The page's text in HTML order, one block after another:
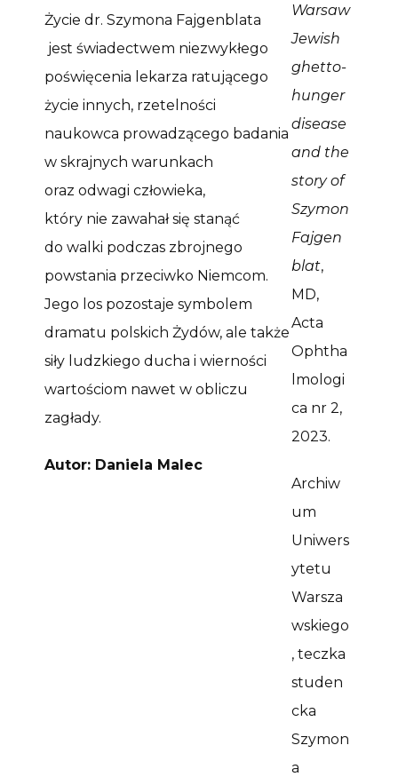
Życie dr. Szymona Fajgenblata
jest świadectwem niezwykłego
poświęcenia lekarza ratującego
życie innych, rzetelności
naukowca prowadzącego badania
w skrajnych warunkach
oraz odwagi człowieka,
który nie zawahał się stanąć
do walki podczas zbrojnego
powstania przeciwko Niemcom.
Jego los pozostaje symbolem
dramatu polskich Żydów, ale także
siły ludzkiego ducha i wierności
wartościom nawet w obliczu
zagłady.
Autor: Daniela Malec
Warsaw
Jewish
ghetto-
hunger
disease
and the
story of
Szymon
Fajgen
blat,
MD,
Acta
Ophtha
lmologi
ca nr 2,
2023.
Archiw
um
Uniwers
ytetu
Warsza
wskiego
, teczka
studen
cka
Szymon
a